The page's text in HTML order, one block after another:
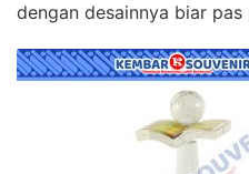
dengan desainnya biar